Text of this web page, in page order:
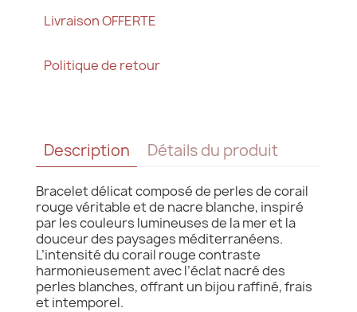
Livraison OFFERTE
Politique de retour
Description Détails du produit
Bracelet délicat composé de perles de corail
rouge véritable et de nacre blanche, inspiré
par les couleurs lumineuses de la mer et la
douceur des paysages méditerranéens.
L’intensité du corail rouge contraste
harmonieusement avec l’éclat nacré des
perles blanches, offrant un bijou raffiné, frais
et intemporel.